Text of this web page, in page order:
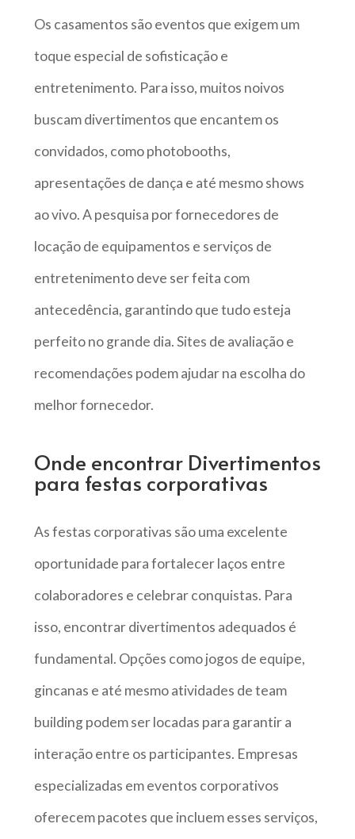
Os casamentos são eventos que exigem um
toque especial de sofisticação e
entretenimento. Para isso, muitos noivos
buscam divertimentos que encantem os
convidados, como photobooths,
apresentações de dança e até mesmo shows
ao vivo. A pesquisa por fornecedores de
locação de equipamentos e serviços de
entretenimento deve ser feita com
antecedência, garantindo que tudo esteja
perfeito no grande dia. Sites de avaliação e
recomendações podem ajudar na escolha do
melhor fornecedor.
Onde encontrar Divertimentos
para festas corporativas
As festas corporativas são uma excelente
oportunidade para fortalecer laços entre
colaboradores e celebrar conquistas. Para
isso, encontrar divertimentos adequados é
fundamental. Opções como jogos de equipe,
gincanas e até mesmo atividades de team
building podem ser locadas para garantir a
interação entre os participantes. Empresas
especializadas em eventos corporativos
oferecem pacotes que incluem esses serviços,